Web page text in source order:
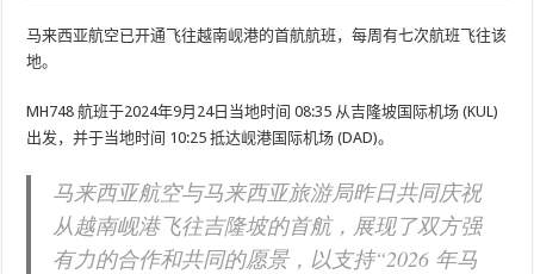
马来西亚航空已开通飞往越南岘港的首航航班，每周有七次航班飞往该
地。
MH748 航班于2024年9月24日当地时间 08:35 从吉隆坡国际机场 (KUL)
出发，并于当地时间 10:25 抵达岘港国际机场 (DAD)。
马来西亚航空与马来西亚旅游局昨日共同庆祝
从越南岘港飞往吉隆坡的首航，展现了双方强
有力的合作和共同的愿景，以支持“2026 年马